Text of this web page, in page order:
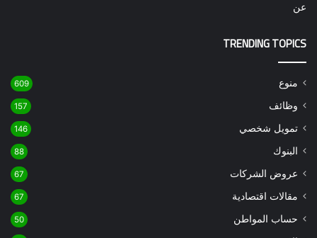
عن
TRENDING TOPICS
منوع 609
وظائف 157
تمويل شخصي 146
البنوك 88
عروض الشركات 67
مقالات اقتصادية 67
حساب المواطن 50